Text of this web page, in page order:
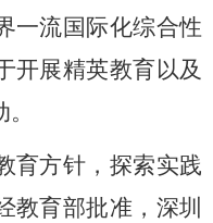
一流国际化综合性
开展精英教育以及
育方针，探索实践
教育部批准，深圳